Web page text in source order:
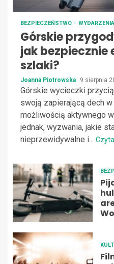
BEZPIECZEŃSTWO WYDARZENIA
Górskie
jak bezpiecznie
szlaki?
Joanna Piotrowska 9 sierpnia
Górskie wycieczki
swoją zapierającą dech
możliwością aktywnego
jednak, wyzwania, jakie
nieprzewidywalne i...